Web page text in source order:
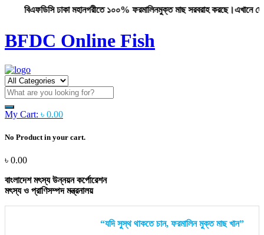
বিএফডিসি ঢাকা মহানগরীতে ১০০% ফরমালিনমুক্ত মাছ সরবরাহ করছে।এখানে
BFDC Online Fish
My Cart: ৳ 0.00
No Product in your cart.
৳ 0.00
বাংলাদেশ মৎস্য উন্নয়ন কর্পোরেশন
মৎস্য ও প্রাণিসম্পদ মন্ত্রনালয়
“যদি সুস্থ থাকতে চান, ফরমালিন মুক্ত মাছ খান”